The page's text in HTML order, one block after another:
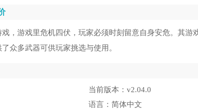
，游戏里危机四伏，玩家必须时刻留意自身安危。其游
众多武器可供玩家挑选与使用。
当前版本： v2.04.0
语言： 简体中文